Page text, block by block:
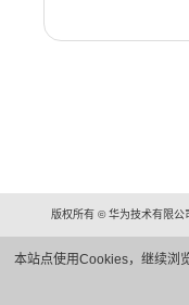
本站点使用Cookies，继续浏
版权所有 © 华为技术有限